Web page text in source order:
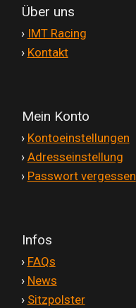
Über uns
› IMT Racing
› Kontakt
Mein Konto
› Kontoeinstellungen
› Adresseinstellung
› Passwort vergessen
Infos
› FAQs
› News
› Sitzpolster